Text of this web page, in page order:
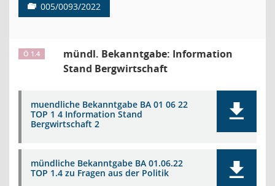
005/0093/2022
Ö 1.4
mündl. Bekanntgabe: Information
Stand Bergwirtschaft
muendliche Bekanntgabe BA 01 06 22
TOP 1 4 Information Stand
Bergwirtschaft 2
mündliche Bekanntgabe BA 01.06.22
TOP 1.4 zu Fragen aus der Politik